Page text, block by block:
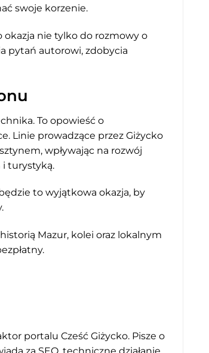
swoje korzenie.
okazja nie tylko do rozmowy o
pytań autorowi, zdobycia
To opowieść o
Linie prowadzące przez Giżycko
wpływając na rozwój
i turystyką.
to wyjątkowa okazja, by
Mazur, kolei oraz lokalnym
portalu Cześć Giżycko. Pisze o